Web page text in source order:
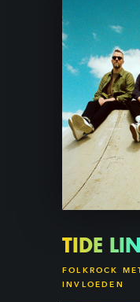
TIDE
FOLKROCK
INVLOEDEN